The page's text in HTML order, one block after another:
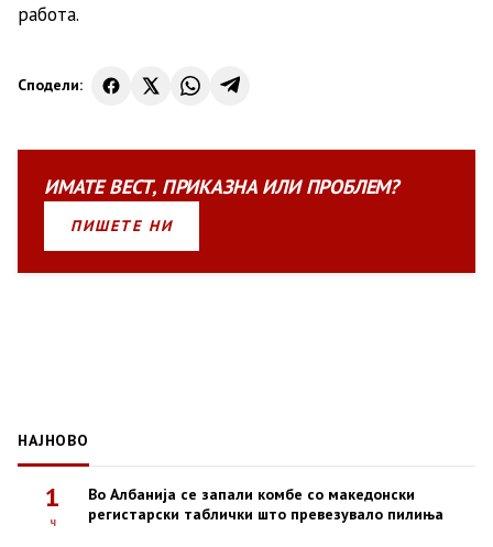
работа.
Сподели:
ИМАТЕВЕСТ, ПРИКАЗНАИЛИПРОБЛЕМ?
ПИШЕТЕ НИ
НАЈНОВО
1
ч
Во Албанија се запали комбе со македонски
регистарски таблички што превезувало пилиња